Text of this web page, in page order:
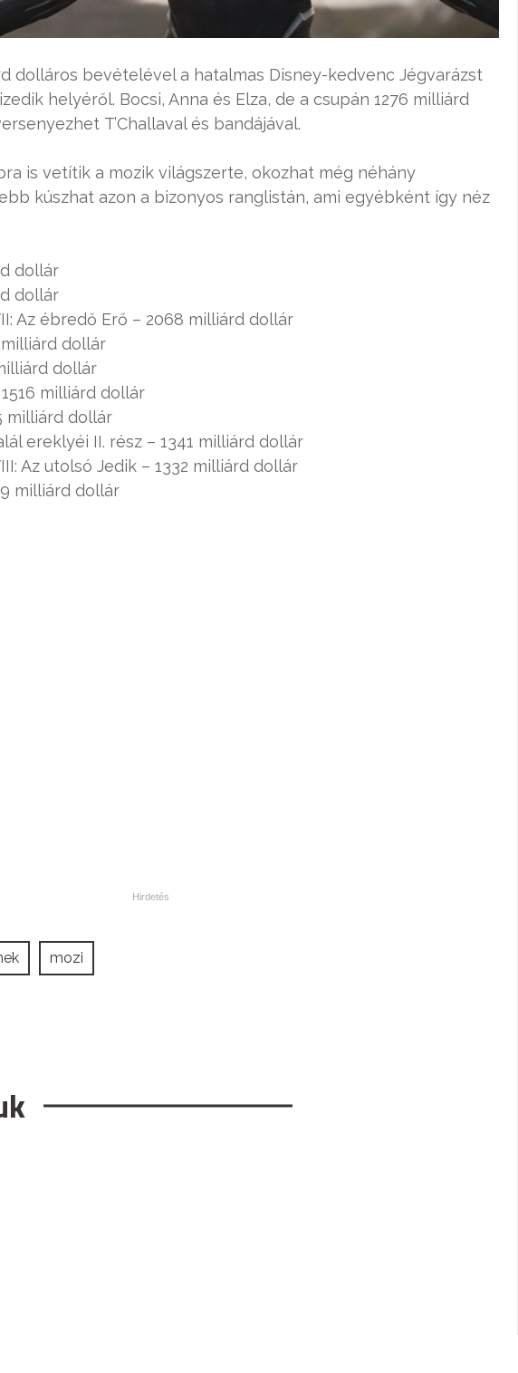
dolláros bevételével a hatalmas Disney-kedvenc Jégvarázst
helyéről. Bocsi, Anna és Elza, de a csupán 1276 milliárd
T’Challaval és bandájával.
is vetítik a mozik világszerte, okozhat még néhány
kúszhat azon a bizonyos ranglistán, ami egyébként így néz
dollár
dollár
Az ébredő Erő – 2068 milliárd dollár
milliárd dollár
dollár
milliárd dollár
milliárd dollár
ereklyéi II. rész – 1341 milliárd dollár
Az utolsó Jedik – 1332 milliárd dollár
milliárd dollár
mozi